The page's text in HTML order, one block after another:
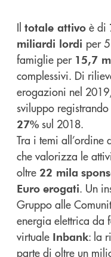
Il totale attivo è di
miliardi lordi per
famiglie per 15,7
complessivi. Di
erogazioni nel
sviluppo
27% sul 2018.
Tra i temi
che valorizza le
oltre 22 mila
Euro erogati. Un
Gruppo alle
energia elettrica da
virtuale Inbank: la
parte di oltre un